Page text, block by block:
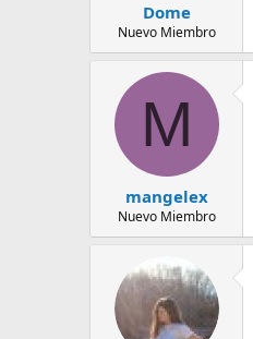
Dome
Nuevo Miembro
M
mangelex
Nuevo Miembro